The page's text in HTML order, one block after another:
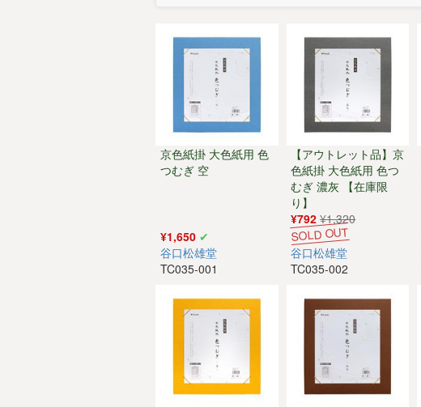
京色紙掛 大色紙用 色
つむぎ 空
¥1,650
谷口松雄堂
TC035-001
【アウトレット品】京
色紙掛 大色紙用 色つ
むぎ 濃灰 【在庫限
り】
¥792 ¥1,320
谷口松雄堂
TC035-002